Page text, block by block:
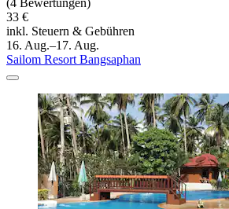
(4 Bewertungen)
33 €
inkl. Steuern & Gebühren
16. Aug.–17. Aug.
Sailom Resort Bangsaphan